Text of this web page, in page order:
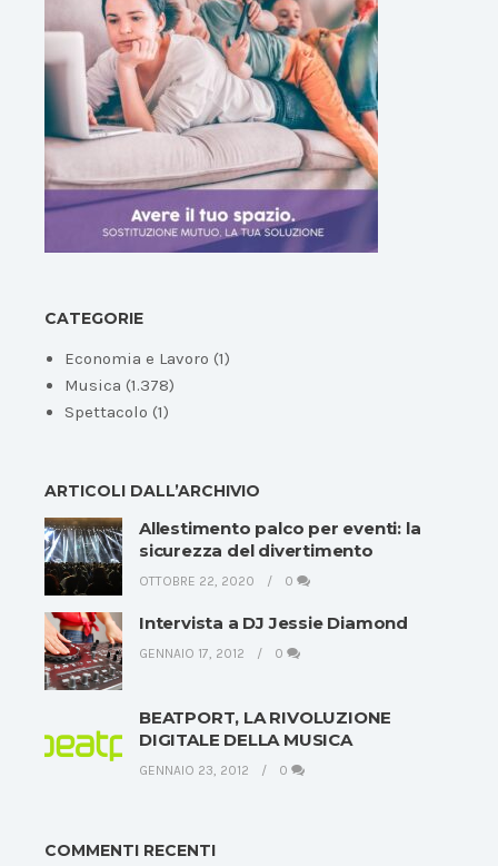
CATEGORIE
Economia e Lavoro (1)
Musica (1.378)
Spettacolo (1)
ARTICOLI DALL’ARCHIVIO
Allestimento palco per eventi: la
sicurezza del divertimento
OTTOBRE 22, 2020 0
Intervista a DJ Jessie Diamond
GENNAIO 17, 2012 0
BEATPORT, LA RIVOLUZIONE
DIGITALE DELLA MUSICA
GENNAIO 23, 2012 0
COMMENTI RECENTI